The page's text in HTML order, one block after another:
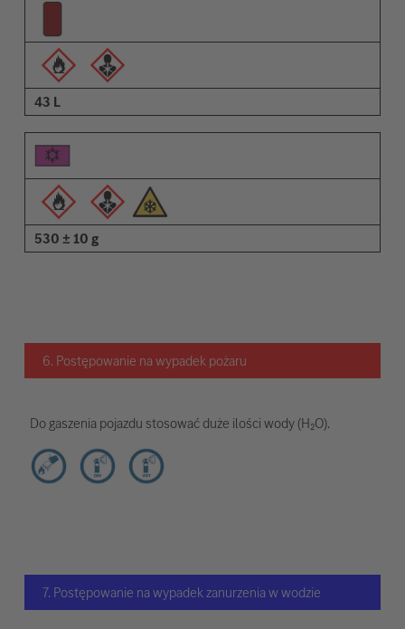
43 L
530 ± 10 g
6. Postępowanie na wypadek pożaru
Do gaszenia pojazdu stosować duże ilości wody (H₂O).
7. Postępowanie na wypadek zanurzenia w wodzie